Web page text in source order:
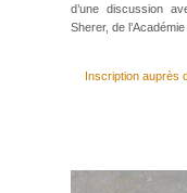
d’une discussion
Sherer, de
Inscription auprès